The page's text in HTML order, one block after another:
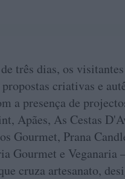
três dias, os
criativas e
a presença de
Apães, As Cestas
Gourmet, Prana
Gourmet e
cruza artesanato,